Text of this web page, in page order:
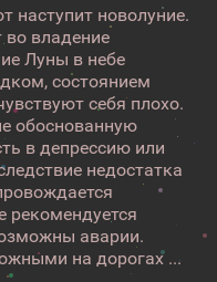
наступит новолуние.
во владение
Луны в небе
состоянием
себя плохо.
обоснованную
в депрессию или
недостатка
аварии.
на дорогах ...